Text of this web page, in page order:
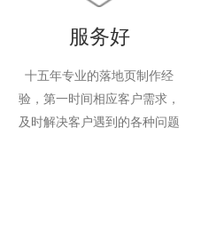
服务好
十五年专业的落地页制作经
验，第一时间相应客户需求，
及时解决客户遇到的各种问题